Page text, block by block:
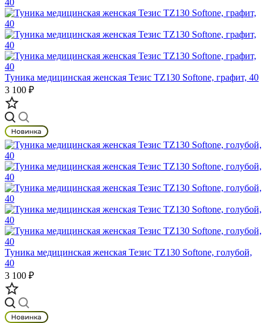
Туника медицинская женская Тезис TZ130 Softone, графит, 40
3 100 ₽
Туника медицинская женская Тезис TZ130 Softone, голубой,
40
3 100 ₽